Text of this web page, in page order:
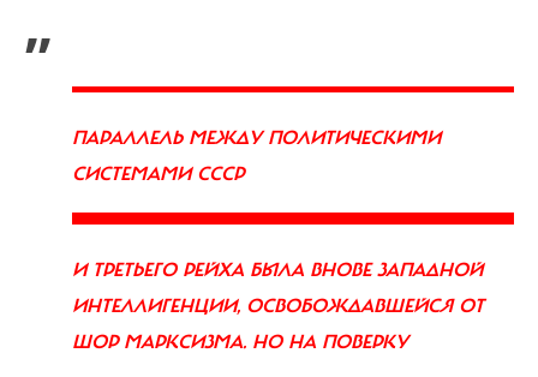
„
ПАРАЛЛЕЛЬ МЕЖДУ ПОЛИТИЧЕСКИМИ
СИСТЕМАМИ СССР
И ТРЕТЬЕГО РЕЙХА БЫЛА ВНОВЕ ЗАПАДНОЙ
ИНТЕЛЛИГЕНЦИИ, ОСВОБОЖДАВШЕЙСЯ ОТ
ШОР МАРКСИЗМА. НО НА ПОВЕРКУ